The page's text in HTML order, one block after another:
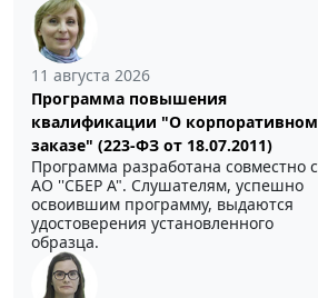
11 августа 2026
Программа повышения
квалификации "О корпоративном
заказе" (223-ФЗ от 18.07.2011)
Программа разработана совместно с
АО ''СБЕР А". Слушателям, успешно
освоившим программу, выдаются
удостоверения установленного
образца.